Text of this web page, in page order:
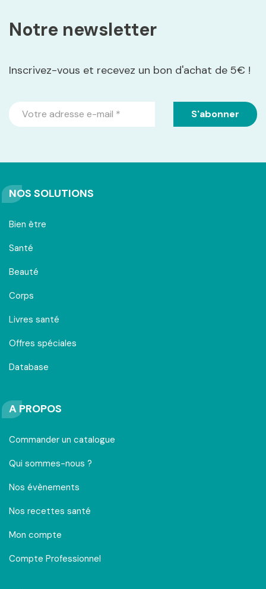
Notre newsletter
Inscrivez-vous et recevez un bon d'achat de 5€ !
NOS SOLUTIONS
Bien être
Santé
Beauté
Corps
Livres santé
Offres spéciales
Database
A PROPOS
Commander un catalogue
Qui sommes-nous ?
Nos évènements
Nos recettes santé
Mon compte
Compte Professionnel